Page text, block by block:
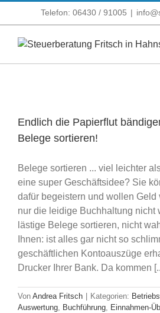
Telefon: 06430 / 91005 |
Endlich die Papierflut
Belege sortieren!
Belege sortieren ... viel leichter
eine super Geschäftsidee? Sie
dafür begeistern und wollen Geld
nur die leidige Buchhaltung
lästige Belege sortieren, nicht
Ihnen: ist alles gar nicht so
geschäftlichen Kontoauszüge
Drucker Ihrer Bank. Da kommen
Von Andrea Fritsch Kategorien:
Auswertung
Buchführung Einnahmen-